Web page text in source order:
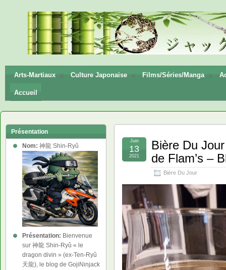
神龍
Shin-
Ryū
Arts-Martiaux Culture Japonaise Films/Séries/Manga
Accueil
Bière Du
de Flam’s –
Bière Du Jour
Juin
13
2021
Présentation
Nom: 神龍 Shin-Ryû
Présentation: Bienvenue
sur 神龍 Shin-Ryû « le
dragon divin » (ex-Ten-Ryû
天龍), le blog de GojiNinjack